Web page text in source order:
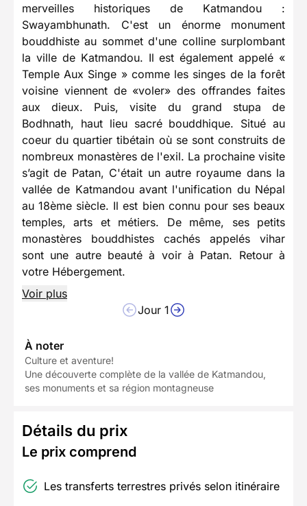
merveilles historiques de Katmandou :
Swayambhunath. C'est un énorme monument
bouddhiste au sommet d'une colline surplombant
la ville de Katmandou. Il est également appelé «
Temple Aux Singe » comme les singes de la forêt
voisine viennent de «voler» des offrandes faites
aux dieux. Puis, visite du grand stupa de
Bodhnath, haut lieu sacré bouddhique. Situé au
coeur du quartier tibétain où se sont construits de
nombreux monastères de l'exil. La prochaine visite
s’agit de Patan, C'était un autre royaume dans la
vallée de Katmandou avant l'unification du Népal
au 18ème siècle. Il est bien connu pour ses beaux
temples, arts et métiers. De même, ses petits
monastères bouddhistes cachés appelés vihar
sont une autre beauté à voir à Patan. Retour à
votre Hébergement.
Voir plus
Jour 1
À noter
Culture et aventure!
Une découverte complète de la vallée de Katmandou,
ses monuments et sa région montagneuse
Détails du prix
Le prix comprend
Les transferts terrestres privés selon itinéraire